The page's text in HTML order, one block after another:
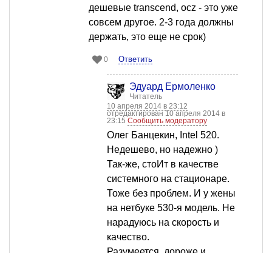
дешевые transcend, ocz - это уже
совсем другое. 2-3 года должны
держать, это еще не срок)
0 Ответить
Эдуард Ермоленко
Читатель
10 апреля 2014 в 23:12
отредактирован 10 апреля 2014 в
23:15 Сообщить модератору
Олег Банцекин, Intel 520.
Недешево, но надежно )
Так-же, стоИт в качестве
системного на стационаре.
Тоже без проблем. И у жены
на нетбуке 530-я модель. Не
нарадуюсь на скорость и
качество.